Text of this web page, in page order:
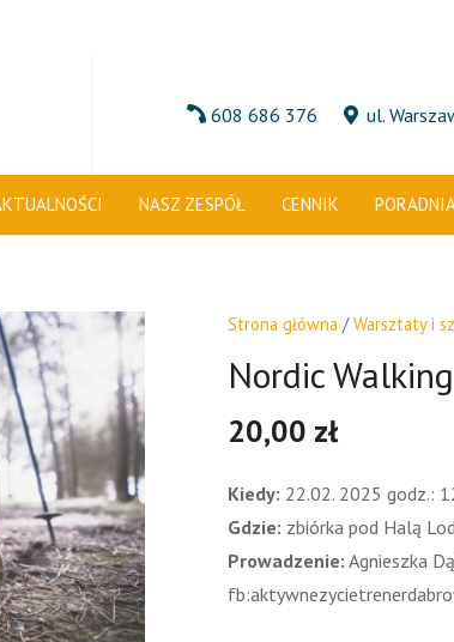
608 686 376 ul.
NASZ ZESPÓŁ CENNIK
Strona główna /Warsztaty i
Nordic
20,00 zł
Kiedy: 22.02. 2025 godz.:
Gdzie: zbiórka pod Halą
Prowadzenie: Agnieszka